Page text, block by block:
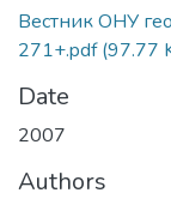
Вестник ОНУ
271+.pdf(97.77
Date
2007
Authors